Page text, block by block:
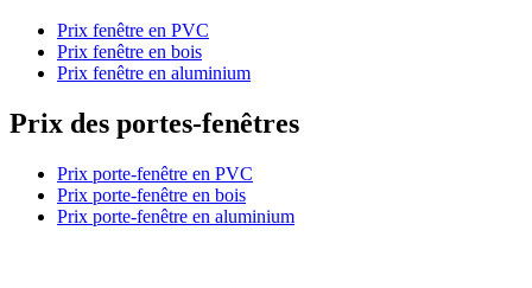
Prix fenêtre en PVC
Prix fenêtre en bois
Prix fenêtre en aluminium
Prix des portes-fenêtres
Prix porte-fenêtre en PVC
Prix porte-fenêtre en bois
Prix porte-fenêtre en aluminium